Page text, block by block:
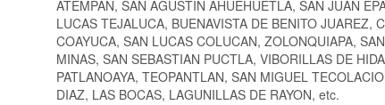
ATEMPAN, SAN AGUSTIN AHUEHUETLA, SAN JUAN
LUCAS TEJALUCA, BUENAVISTA DE BENITO JUAREZ,
COAYUCA, SAN LUCAS COLUCAN, ZOLONQUIAPA,
MINAS, SAN SEBASTIAN PUCTLA, VIBORILLAS DE
PATLANOAYA, TEOPANTLAN, SAN MIGUEL
DIAZ, LAS BOCAS, LAGUNILLAS DE RAYON, etc.